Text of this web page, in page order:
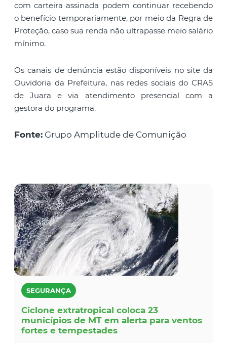
com carteira assinada podem continuar recebendo
o benefício temporariamente, por meio da Regra de
Proteção, caso sua renda não ultrapasse meio salário
mínimo.
Os canais de denúncia estão disponíveis no site da
Ouvidoria da Prefeitura, nas redes sociais do CRAS
de Juara e via atendimento presencial com a
gestora do programa.
Fonte: Grupo Amplitude de Comunição
SEGURANÇA
Ciclone extratropical coloca 23
municípios de MT em alerta para ventos
fortes e tempestades